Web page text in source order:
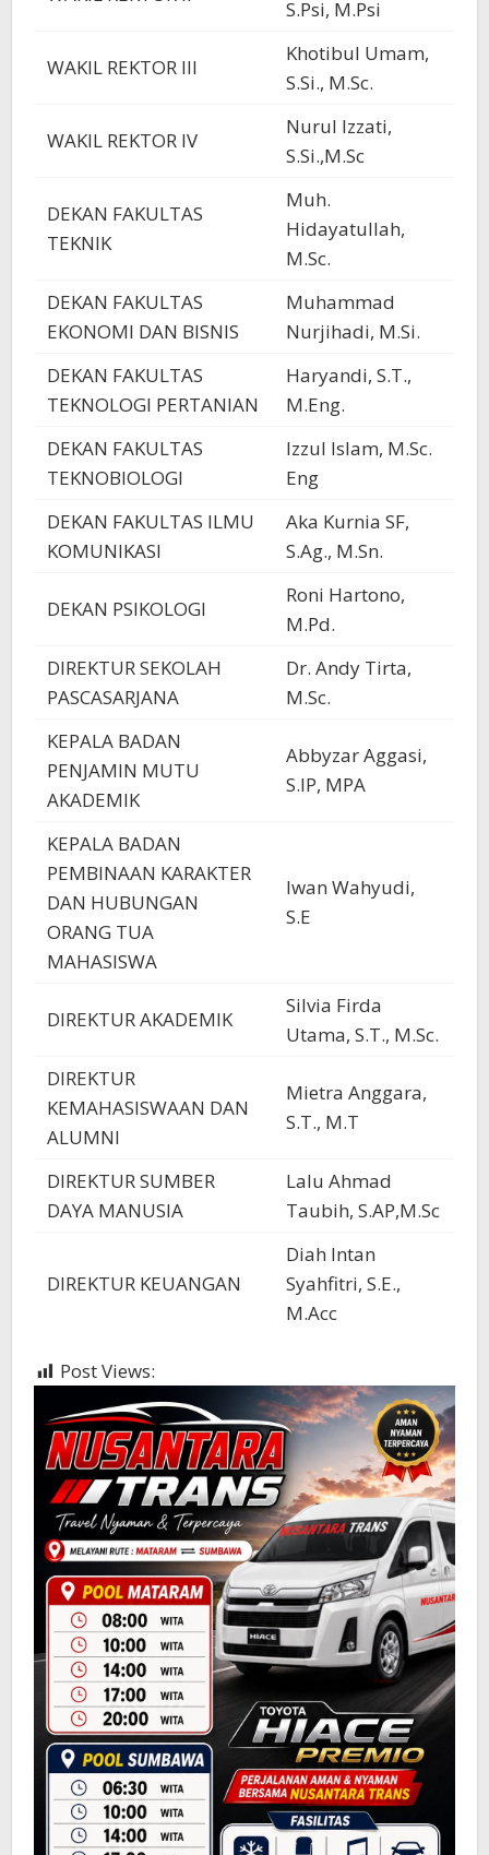
S.Psi, M.Psi
WAKIL REKTOR III
Khotibul Umam,
S.Si., M.Sc.
WAKIL REKTOR IV
Nurul Izzati,
S.Si.,M.Sc
DEKAN FAKULTAS
TEKNIK
Muh.
Hidayatullah,
M.Sc.
DEKAN FAKULTAS
EKONOMI DAN BISNIS
Muhammad
Nurjihadi, M.Si.
DEKAN FAKULTAS
TEKNOLOGI PERTANIAN
Haryandi, S.T.,
M.Eng.
DEKAN FAKULTAS
TEKNOBIOLOGI
Izzul Islam, M.Sc.
Eng
DEKAN FAKULTAS ILMU
KOMUNIKASI
Aka Kurnia SF,
S.Ag., M.Sn.
DEKAN PSIKOLOGI
Roni Hartono,
M.Pd.
DIREKTUR SEKOLAH
PASCASARJANA
Dr. Andy Tirta,
M.Sc.
KEPALA BADAN
PENJAMIN MUTU
AKADEMIK
Abbyzar Aggasi,
S.IP, MPA
KEPALA BADAN
PEMBINAAN KARAKTER
DAN HUBUNGAN
ORANG TUA
MAHASISWA
Iwan Wahyudi,
S.E
DIREKTUR AKADEMIK
Silvia Firda
Utama, S.T., M.Sc.
DIREKTUR
KEMAHASISWAAN DAN
ALUMNI
Mietra Anggara,
S.T., M.T
DIREKTUR SUMBER
DAYA MANUSIA
Lalu Ahmad
Taubih, S.AP,M.Sc
DIREKTUR KEUANGAN
Diah Intan
Syahfitri, S.E.,
M.Acc
PENGELOLAAN DAN
PEMELIHARAAN
FASILITAS
Nova Aryanto, S.T
DIREKTUR RISET DAN
INOVASI
Lalu Suhaimi,
S.Si., M.T
DIREKTUR PENGABDIAN
KEPADA MASARAKAT
Muhammad Reza
Rizki, M.Ak
DIREKTUR SISTEM DAN
TEKNOLOGI INFORMASI
I Made Widiarta,
S.Kom
DIREKTUR KERJASAMA
DALAM NEGERI
Muhammad
Iqbal, S.Sos
DIREKTUR
PERENCANAAN DAN
PENGEMBANGAN
Edy Zatriady, S.T
Post Views: